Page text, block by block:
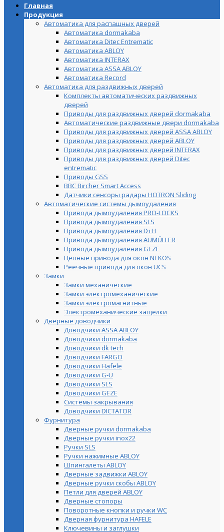
Главная
Продукция
Автоматика для распашных дверей
Автоматика dormakaba
Автоматика Ditec Entrematic
Автоматика ABLOY
Автоматика INTERAX
Автоматика ASSA ABLOY
Автоматика Record
Автоматика для раздвижных дверей
Комплекты автоматических раздвижных
дверей
Приводы для раздвижных дверей dormakaba
Автоматические раздвижные двери dormakaba
Приводы для раздвижных дверей ASSA ABLOY
Приводы для раздвижных дверей ABLOY
Приводы для раздвижных дверей INTERAX
Приводы для раздвижных дверей Ditec
entrematic
Приводы GSS
BBC Bircher Smart Access
Датчики сенсоры радары HOTRON Sliding
Автоматические системы дымоудаления
Привода дымоудаления PRO-LOCKS
Привода дымоудаления SLS
Привода дымоудаления D+H
Привода дымоудаления AUMÜLLER
Привода дымоудаления GEZE
Цепные привода для окон NEKOS
Реечные привода для окон UСS
Замки
Замки механические
Замки электромеханические
Замки электромагнитные
Электромеханические защелки
Дверные доводчики
Доводчики ASSA ABLOY
Доводчики dormakaba
Доводчики dk tech
Доводчики FARGO
Доводчики Hafele
Доводчики G-U
Доводчики SLS
Доводчики GEZE
Cистемы закрывания
Доводчики DICTATOR
Фурнитура
Дверные ручки dormakaba
Дверные ручки inox22
Ручки SLS
Ручки нажимные ABLOY
Шпингалеты ABLOY
Дверные задвижки ABLOY
Дверные ручки скобы ABLOY
Петли для дверей ABLOY
Дверные стопоры
Поворотные кнопки и ручки WC
Дверная фурнитура HAFELE
Ключевины и заглушки